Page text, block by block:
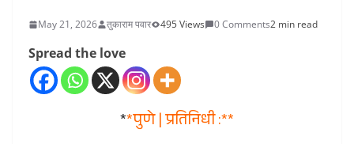
May 21, 2026 तुकाराम पवार 495 Views 0 Comments2 min read
Spread the love
**पुणे | प्रतिनिधी :**